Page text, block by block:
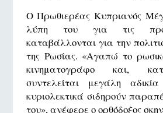
Ο Πρωθιερέας Κυπριανός
λύπη του για τις
καταβάλλονται για την
της Ρωσίας. «Αγαπώ το
κινηματογράφο και,
συντελείται μεγάλη
κυριολεκτικά σιδηρούν
του», ανέφερε ο ορθόδοξος